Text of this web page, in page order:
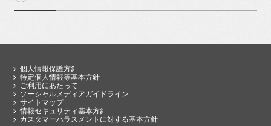
個人情報保護方針
特定個人情報等基本方針
ご利用にあたって
ソーシャルメディアガイドライン
サイトマップ
情報セキュリティ基本方針
カスタマーハラスメントに対する基本方針